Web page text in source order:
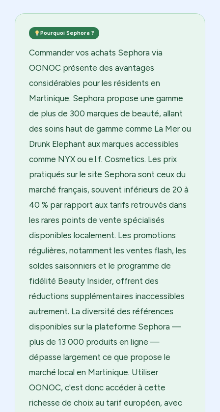
Pourquoi Sephora ?
Commander vos achats Sephora via
OONOC présente des avantages
considérables pour les résidents en
Martinique. Sephora propose une gamme
de plus de 300 marques de beauté, allant
des soins haut de gamme comme La Mer ou
Drunk Elephant aux marques accessibles
comme NYX ou e.l.f. Cosmetics. Les prix
pratiqués sur le site Sephora sont ceux du
marché français, souvent inférieurs de 20 à
40 % par rapport aux tarifs retrouvés dans
les rares points de vente spécialisés
disponibles localement. Les promotions
régulières, notamment les ventes flash, les
soldes saisonniers et le programme de
fidélité Beauty Insider, offrent des
réductions supplémentaires inaccessibles
autrement. La diversité des références
disponibles sur la plateforme Sephora —
plus de 13 000 produits en ligne —
dépasse largement ce que propose le
marché local en Martinique. Utiliser
OONOC, c'est donc accéder à cette
richesse de choix au tarif européen, avec